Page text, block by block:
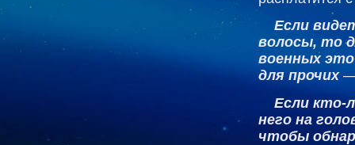
Если
волосы, то
военных это
для прочих—
Если кто-
него на
чтобы